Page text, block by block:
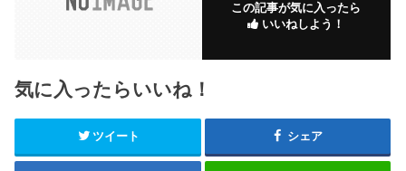
この記事が気に入ったら
いいねしよう！
気に入ったらいいね！
ツイート シェア